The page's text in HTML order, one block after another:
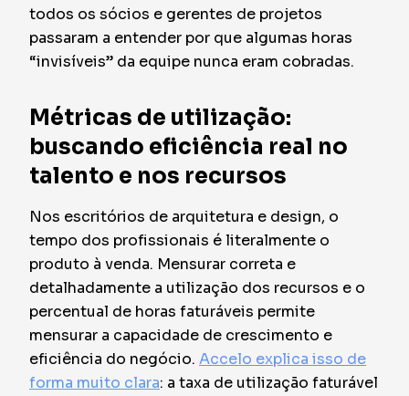
todos os sócios e gerentes de projetos
passaram a entender por que algumas horas
“invisíveis” da equipe nunca eram cobradas.
Métricas de utilização:
buscando eficiência real no
talento e nos recursos
Nos escritórios de arquitetura e design, o
tempo dos profissionais é literalmente o
produto à venda. Mensurar correta e
detalhadamente a utilização dos recursos e o
percentual de horas faturáveis permite
mensurar a capacidade de crescimento e
eficiência do negócio. Accelo explica isso de
forma muito clara: a taxa de utilização faturável